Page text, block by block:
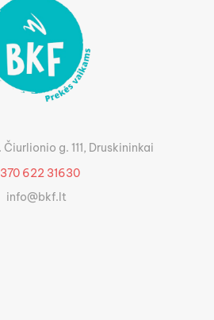
Čiurlionio g. 111, Druskininkai
622 31630
info@bkf.lt